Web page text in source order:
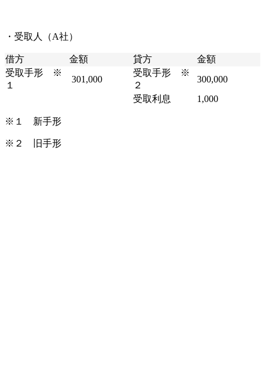
・受取人（A社）
借方 金額 貸方
金額
受取手形 ※
１
301,000
受取手形 ※
２
300,000
受取利息
1,000
※１ 新手形
※２ 旧手形